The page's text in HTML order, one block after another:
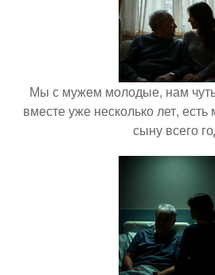
Мы с мужем молодые, нам
вместе уже несколько лет,
сыну всего